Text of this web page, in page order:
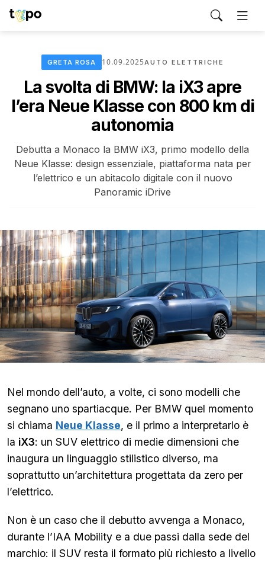
GRETA ROSA 10.09.2025AUTO ELETTRICHE
La svolta di BMW: la iX3 apre
l’era Neue Klasse con 800 km di
autonomia
Debutta a Monaco la BMW iX3, primo modello della
Neue Klasse: design essenziale, piattaforma nata per
l’elettrico e un abitacolo digitale con il nuovo
Panoramic iDrive
Nel mondo dell’auto, a volte, ci sono modelli che
segnano uno spartiacque. Per BMW quel momento
si chiama Neue Klasse, e il primo a interpretarlo è
la iX3: un SUV elettrico di medie dimensioni che
inaugura un linguaggio stilistico diverso, ma
soprattutto un’architettura progettata da zero per
l’elettrico.
Non è un caso che il debutto avvenga a Monaco,
durante l’IAA Mobility e a due passi dalla sede del
marchio: il SUV resta il formato più richiesto a livello